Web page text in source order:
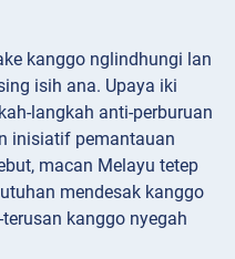
kanggo nglindhungi lan
isih ana. Upaya iki
langkah anti-perburuan
inisiatif pemantauan
macan Melayu tetep
mendesak kanggo
kanggo nyegah